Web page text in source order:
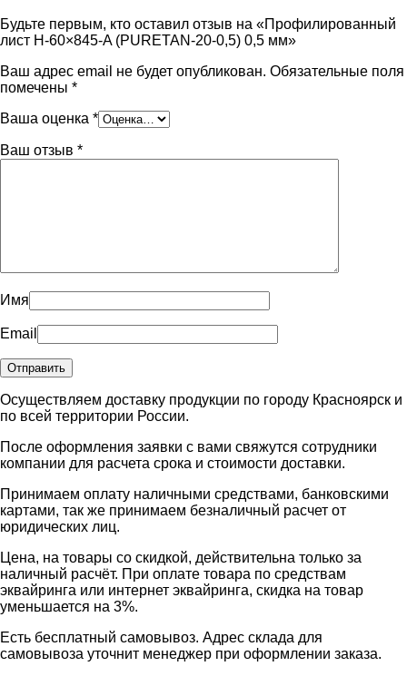
Будьте первым, кто оставил отзыв на «Профилированный
лист Н-60×845-A (PURETAN-20-0,5) 0,5 мм»
Ваш адрес email не будет опубликован. Обязательные поля
помечены *
Ваша оценка *
Ваш отзыв *
Имя
Email
Осуществляем доставку продукции по городу Красноярск и
по всей территории России.
После оформления заявки с вами свяжутся сотрудники
компании для расчета срока и стоимости доставки.
Принимаем оплату наличными средствами, банковскими
картами, так же принимаем безналичный расчет от
юридических лиц.
Цена, на товары со скидкой, действительна только за
наличный расчёт. При оплате товара по средствам
эквайринга или интернет эквайринга, скидка на товар
уменьшается на 3%.
Есть бесплатный самовывоз. Адрес склада для
самовывоза уточнит менеджер при оформлении заказа.